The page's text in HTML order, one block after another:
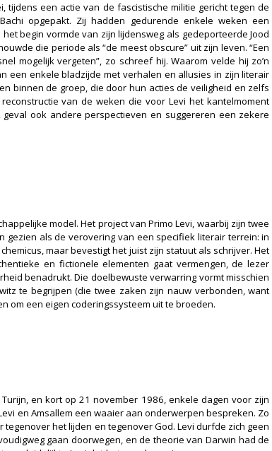
tijdens een actie van de fascistische militie gericht tegen de
opgepakt. Zij hadden gedurende enkele weken een
begin vormde van zijn lijdensweg als gedeporteerde Jood
die periode als “de meest obscure” uit zijn leven. “Een
mogelijk vergeten”, zo schreef hij. Waarom velde hij zo’n
een enkele bladzijde met verhalen en allusies in zijn literair
binnen de groep, die door hun acties de veiligheid en zelfs
van de weken die voor Levi het kantelmoment
ook andere perspectieven en suggereren een zekere
model. Het project van Primo Levi, waarbij zijn twee
gezien als de verovering van een specifiek literair terrein: in
maar bevestigt het juist zijn statuut als schrijver. Het
en fictionele elementen gaat vermengen, de lezer
benadrukt. Die doelbewuste verwarring vormt misschien
te begrijpen (die twee zaken zijn nauw verbonden, want
om een eigen coderingssysteem uit te broeden.
en kort op 21 november 1986, enkele dagen voor zijn
en Amsallem een waaier aan onderwerpen bespreken. Zo
tegenover het lijden en tegenover God. Levi durfde zich geen
gaan doorwegen, en de theorie van Darwin had de